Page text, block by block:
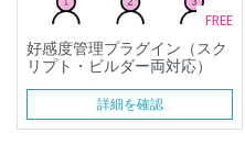
FREE
好感度管理プラグイン（スク
リプト・ビルダー両対応）
詳細を確認